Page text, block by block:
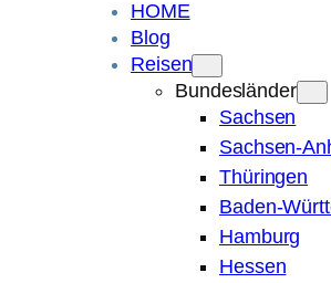
HOME
Blog
Reisen
Bundesländer
Sachsen
Sachsen-
Thüringen
Baden-
Hamburg
Hessen